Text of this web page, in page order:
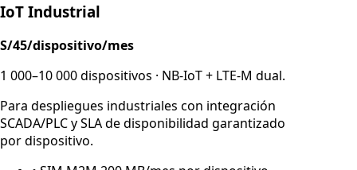
IoT Industrial
S/45/dispositivo/mes
1 000–10 000 dispositivos · NB-IoT + LTE-M dual.
Para despliegues industriales con integración
SCADA/PLC y SLA de disponibilidad garantizado
por dispositivo.